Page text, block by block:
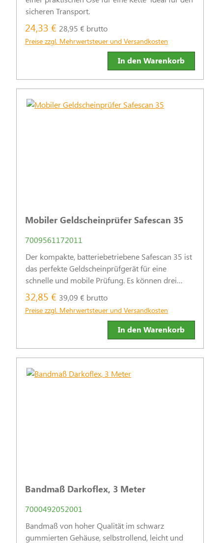
sicheren Transport.
24,33 € 28,95 € brutto
Preise zzgl. Mehrwertsteuer und Versandkosten
In den Warenkorb
Mobiler Geldscheinprüfer Safescan 35
7009561172011
Der kompakte, batteriebetriebene Safescan 35 ist
das perfekte Geldscheinprüfgerät für eine
schnelle und mobile Prüfung. Es können drei
besondere Sicherheitsmerkmale (UV,
Magnetismus und Metallfaden) geprüft werden.
32,85 € 39,09 € brutto
Preise zzgl. Mehrwertsteuer und Versandkosten
In den Warenkorb
Bandmaß Darkoflex, 3 Meter
7000492052001
Bandmaß von hoher Qualität im schwarz
gummierten Gehäuse, selbstrollend, leicht und